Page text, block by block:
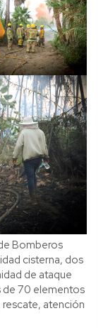
Bomberos
cisterna, dos
de ataque
de 70 elementos
atención